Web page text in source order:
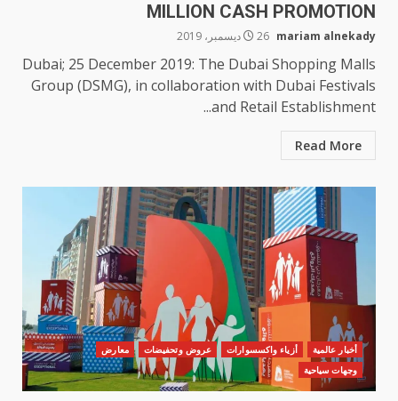
MILLION CASH PROMOTION
mariam alnekady 26 ديسمبر، 2019
Dubai; 25 December 2019: The Dubai Shopping Malls
Group (DSMG), in collaboration with Dubai Festivals
and Retail Establishment...
Read More
أخبار عالمية أزياء واكسسوارات عروض وتحفيضات
معارض
وجهات سياحية